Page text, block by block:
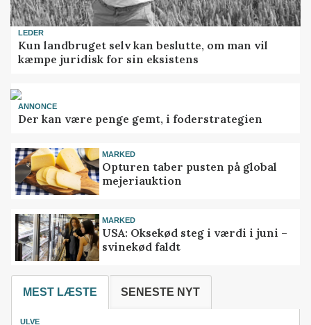
LEDER
Kun landbruget selv kan beslutte, om man vil
kæmpe juridisk for sin eksistens
ANNONCE
Der kan være penge gemt, i foderstrategien
MARKED
Opturen taber pusten på global
mejeriauktion
MARKED
USA: Oksekød steg i værdi i juni –
svinekød faldt
MEST LÆSTE SENESTE NYT
ULVE